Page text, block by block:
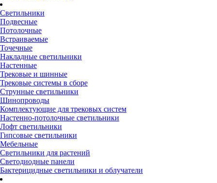
Светильники
Подвесные
Потолочные
Встраиваемые
Точечные
Накладные светильники
Настенные
Трековые и шинные
Трековые системы в сборе
Струнные светильники
Шинопроводы
Комплектующие для трековых систем
Настенно-потолочные светильники
Лофт светильники
Гипсовые светильники
Мебельные
Светильники для растений
Светодиодные панели
Бактерицидные светильники и облучатели